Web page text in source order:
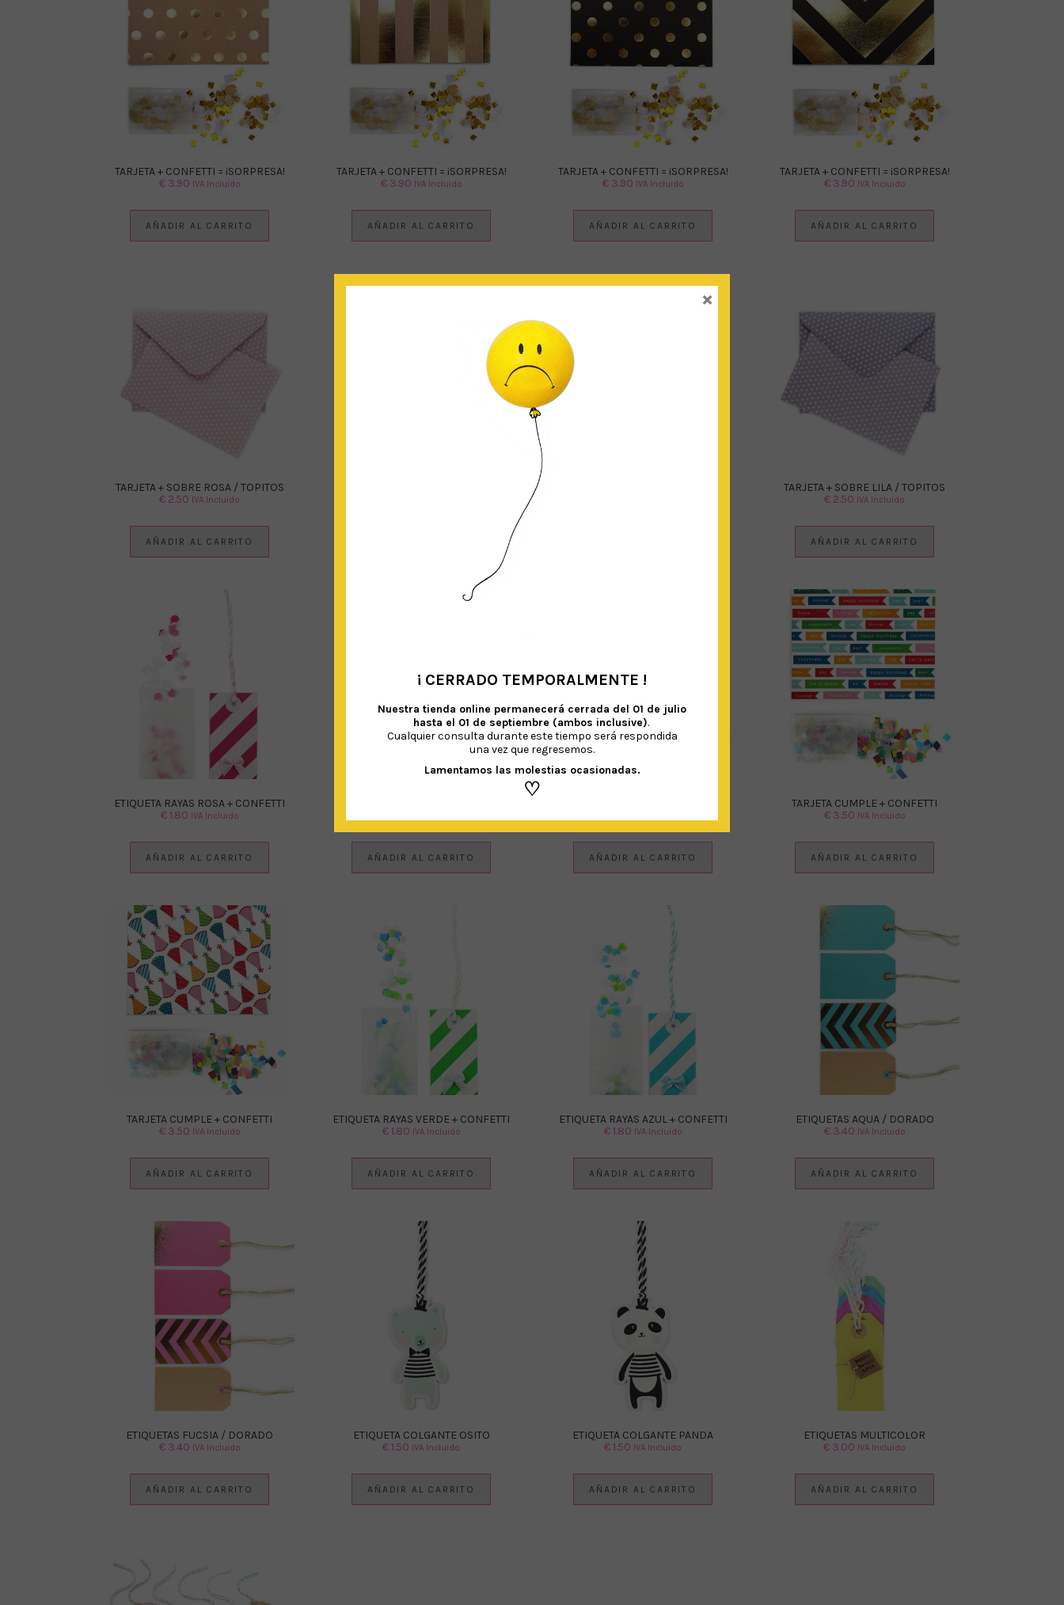
TARJETA + CONFETTI = ¡SORPRESA!
€3.90 IVA Incluido
AÑADIR AL CARRITO
TARJETA + CONFETTI = ¡SORPRESA!
€3.90 IVA Incluido
AÑADIR AL CARRITO
TARJETA + CONFETTI = ¡SORPRESA!
€3.90 IVA Incluido
AÑADIR AL CARRITO
TARJETA + CONFETTI = ¡SORPRESA!
€3.90 IVA Incluido
AÑADIR AL CARRITO
TARJETA + SOBRE ROSA / TOPITOS
€ 2.50 IVA Incluido
AÑADIR AL CARRITO
TARJETA + SOBRE LILA / TOPITOS
€ 2.50 IVA Incluido
AÑADIR AL CARRITO
ETIQUETA RAYAS ROSA + CONFETTI
€1.80 IVA Incluido
AÑADIR AL CARRITO AÑADIR AL CARRITO AÑADIR AL CARRITO
TARJETA CUMPLE + CONFETTI
€3.50 IVA Incluido
AÑADIR AL CARRITO
TARJETA CUMPLE + CONFETTI
€3.50 IVA Incluido
AÑADIR AL CARRITO
ETIQUETA RAYAS VERDE + CONFETTI
€1.80 IVA Incluido
AÑADIR AL CARRITO
ETIQUETA RAYAS AZUL + CONFETTI
€1.80 IVA Incluido
AÑADIR AL CARRITO
ETIQUETAS AQUA / DORADO
€3.40 IVA Incluido
AÑADIR AL CARRITO
ETIQUETAS FUCSIA / DORADO
€3.40 IVA Incluido
AÑADIR AL CARRITO
ETIQUETA COLGANTE OSITO
€1.50 IVA Incluido
AÑADIR AL CARRITO
ETIQUETA COLGANTE PANDA
€1.50 IVA Incluido
AÑADIR AL CARRITO
ETIQUETAS MULTICOLOR
€ 3.00 IVA Incluido
AÑADIR AL CARRITO
¡ CERRADO TEMPORALMENTE !
Nuestra tienda online permanecerá cerrada del 01 de julio
hasta el 01 de septiembre (ambos inclusive).
Cualquier consulta durante este tiempo será respondida
una vez que regresemos.
Lamentamos las molestias ocasionadas.
♡
×